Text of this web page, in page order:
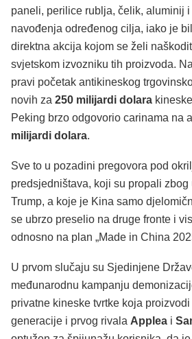
paneli, perilice rublja, čelik, aluminij
navođenja određenog cilja, iako je
direktna akcija kojom se želi
svjetskom izvozniku tih proizvoda.
pravi početak antikineskog
novih za 250 milijardi dolara
Peking brzo odgovorio carinama na
milijardi dolara.
Sve to u pozadini pregovora pod
predsjedništava, koji su propali
Trump, a koje je Kina samo
se ubrzo preselio na druge fronte i
odnosno na plan „Made in China
U prvom slučaju su Sjedinjene
međunarodnu kampanju
privatne kineske tvrtke koja
generacije i prvog rivala Applea i